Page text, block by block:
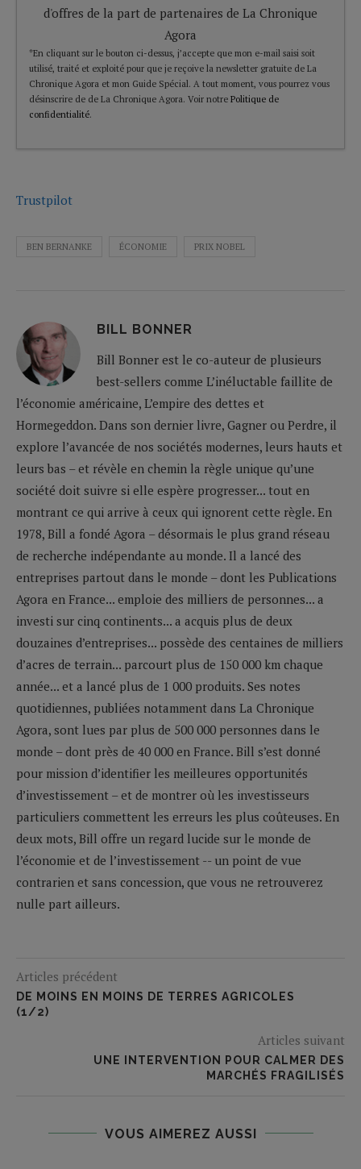
d'offres de la part de partenaires de La Chronique
Agora
*En cliquant sur le bouton ci-dessus, j’accepte que mon e-mail saisi soit
utilisé, traité et exploité pour que je reçoive la newsletter gratuite de La
Chronique Agora et mon Guide Spécial. A tout moment, vous pourrez vous
désinscrire de de La Chronique Agora. Voir notre Politique de
confidentialité.
Trustpilot
BEN BERNANKE ÉCONOMIE PRIX NOBEL
BILL BONNER
Bill Bonner est le co-auteur de plusieurs
best-sellers comme L’inéluctable faillite de
l’économie américaine, L’empire des dettes et
Hormegeddon. Dans son dernier livre, Gagner ou Perdre, il
explore l’avancée de nos sociétés modernes, leurs hauts et
leurs bas – et révèle en chemin la règle unique qu’une
société doit suivre si elle espère progresser... tout en
montrant ce qui arrive à ceux qui ignorent cette règle. En
1978, Bill a fondé Agora – désormais le plus grand réseau
de recherche indépendante au monde. Il a lancé des
entreprises partout dans le monde – dont les Publications
Agora en France... emploie des milliers de personnes... a
investi sur cinq continents... a acquis plus de deux
douzaines d’entreprises... possède des centaines de milliers
d’acres de terrain... parcourt plus de 150 000 km chaque
année... et a lancé plus de 1 000 produits. Ses notes
quotidiennes, publiées notamment dans La Chronique
Agora, sont lues par plus de 500 000 personnes dans le
monde – dont près de 40 000 en France. Bill s’est donné
pour mission d’identifier les meilleures opportunités
d’investissement – et de montrer où les investisseurs
particuliers commettent les erreurs les plus coûteuses. En
deux mots, Bill offre un regard lucide sur le monde de
l’économie et de l’investissement -- un point de vue
contrarien et sans concession, que vous ne retrouverez
nulle part ailleurs.
Articles précédent
DE MOINS EN MOINS DE TERRES AGRICOLES
(1/2)
Articles suivant
UNE INTERVENTION POUR CALMER DES
MARCHÉS FRAGILISÉS
VOUS AIMEREZ AUSSI